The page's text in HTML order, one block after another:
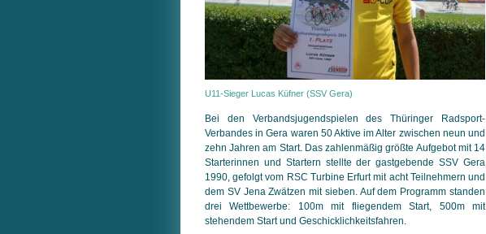
U11-Sieger Lucas Küfner (SSV Gera)
Bei den Verbandsjugendspielen des Thüringer Radsport-
Verbandes in Gera waren 50 Aktive im Alter zwischen neun und
zehn Jahren am Start. Das zahlenmäßig größte Aufgebot mit 14
Starterinnen und Startern stellte der gastgebende SSV Gera
1990, gefolgt vom RSC Turbine Erfurt mit acht Teilnehmern und
dem SV Jena Zwätzen mit sieben. Auf dem Programm standen
drei Wettbewerbe: 100m mit fliegendem Start, 500m mit
stehendem Start und Geschicklichkeitsfahren.